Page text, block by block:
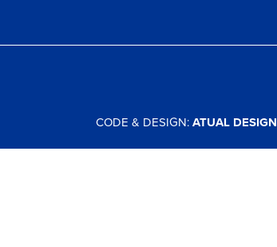
CODE & DESIGN:ATUAL DESIGN